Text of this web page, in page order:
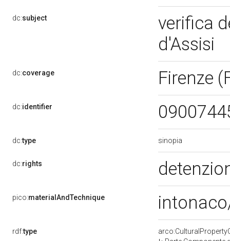
dc:subject
verifica
d'Assisi
dc:coverage Firenze
dc:identifier
dc:type sinopia
dc:rights
pico:materialAndTechnique
rdf:type